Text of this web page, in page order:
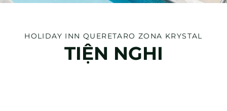
HOLIDAY INN QUERETARO ZONA KRYSTAL
TIỆN NGHI